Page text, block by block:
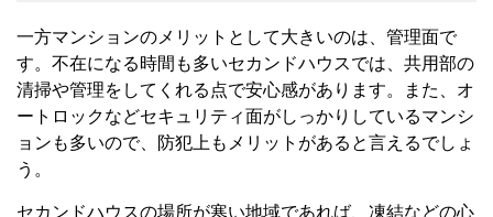
一方マンションのメリットとして大きいのは、管理面で
す。不在になる時間も多いセカンドハウスでは、共用部の
清掃や管理をしてくれる点で安心感があります。また、オ
ートロックなどセキュリティ面がしっかりしているマンシ
ョンも多いので、防犯上もメリットがあると言えるでしょ
う。
セカンドハウスの場所が寒い地域であれば、凍結などの心